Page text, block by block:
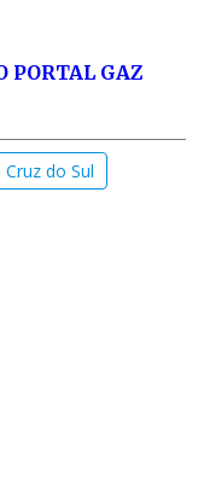
PORTAL GAZ
Cruz do Sul